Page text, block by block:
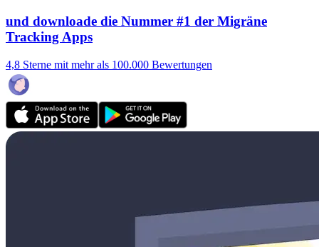
und downloade die Nummer #1 der Migräne
Tracking Apps
4,8 Sterne mit mehr als 100.000 Bewertungen